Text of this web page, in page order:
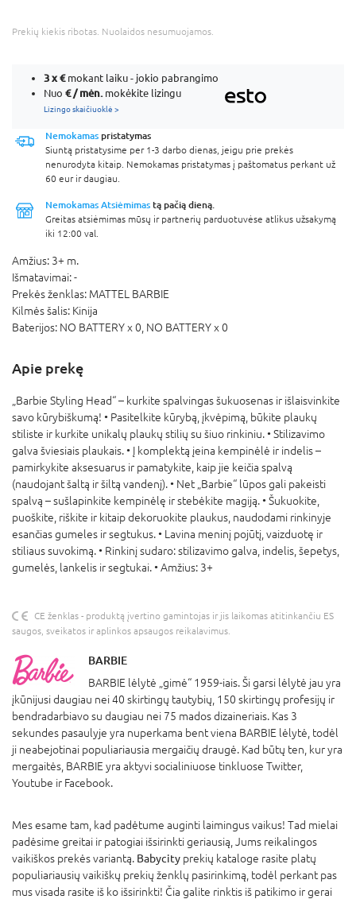
Prekių kiekis ribotas. Nuolaidos nesumuojamos.
3 x€mokant laiku - jokio pabrangimo
Nuo € / mėn. mokėkite lizingu
Lizingo skaičiuoklė >
Nemokamas pristatymas
Siuntą pristatysime per 1-3 darbo dienas, jeigu prie prekės
nenurodyta kitaip. Nemokamas pristatymas į paštomatus perkant už
60 eur ir daugiau.
Nemokamas Atsiėmimas tą pačią dieną.
Greitas atsiėmimas mūsų ir partnerių parduotuvėse atlikus užsakymą
iki 12:00 val.
Amžius: 3+ m.
Išmatavimai:-
Prekės ženklas: MATTEL BARBIE
Kilmės šalis: Kinija
Baterijos: NO BATTERY x 0, NO BATTERY x 0
Apie prekę
„Barbie Styling Head“ – kurkite spalvingas šukuosenas ir išlaisvinkite
savo kūrybiškumą! • Pasitelkite kūrybą, įkvėpimą, būkite plaukų
stiliste ir kurkite unikalų plaukų stilių su šiuo rinkiniu. • Stilizavimo
galva šviesiais plaukais. • Į komplektą įeina kempinėlė ir indelis –
pamirkykite aksesuarus ir pamatykite, kaip jie keičia spalvą
(naudojant šaltą ir šiltą vandenį). • Net „Barbie“ lūpos gali pakeisti
spalvą – sušlapinkite kempinėlę ir stebėkite magiją. • Šukuokite,
puoškite, riškite ir kitaip dekoruokite plaukus, naudodami rinkinyje
esančias gumeles ir segtukus. • Lavina meninį pojūtį, vaizduotę ir
stiliaus suvokimą. • Rinkinį sudaro: stilizavimo galva, indelis, šepetys,
gumelės, lankelis ir segtukai. • Amžius: 3+
CE ženklas - produktą įvertino gamintojas ir jis laikomas atitinkančiu ES
saugos, sveikatos ir aplinkos apsaugos reikalavimus.
BARBIE
BARBIE lėlytė „gimė“ 1959-iais. Ši garsi lėlytė jau yra
įkūnijusi daugiau nei 40 skirtingų tautybių, 150 skirtingų profesijų ir
bendradarbiavo su daugiau nei 75 mados dizaineriais. Kas 3
sekundes pasaulyje yra nuperkama bent viena BARBIE lėlytė, todėl
ji neabejotinai populiariausia mergaičių draugė. Kad būtų ten, kur yra
mergaitės, BARBIE yra aktyvi socialiniuose tinkluose Twitter,
Youtube ir Facebook.
Mes esame tam, kad padėtume auginti laimingus vaikus! Tad mielai
padėsime greitai ir patogiai išsirinkti geriausią, Jums reikalingos
vaikiškos prekės variantą. Babycity prekių kataloge rasite platų
populiariausių vaikiškų prekių ženklų pasirinkimą, todėl perkant pas
mus visada rasite iš ko išsirinkti! Čia galite rinktis iš patikimo ir gerai